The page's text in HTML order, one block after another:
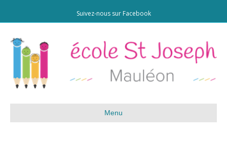
Suivez-nous sur Facebook
Menu